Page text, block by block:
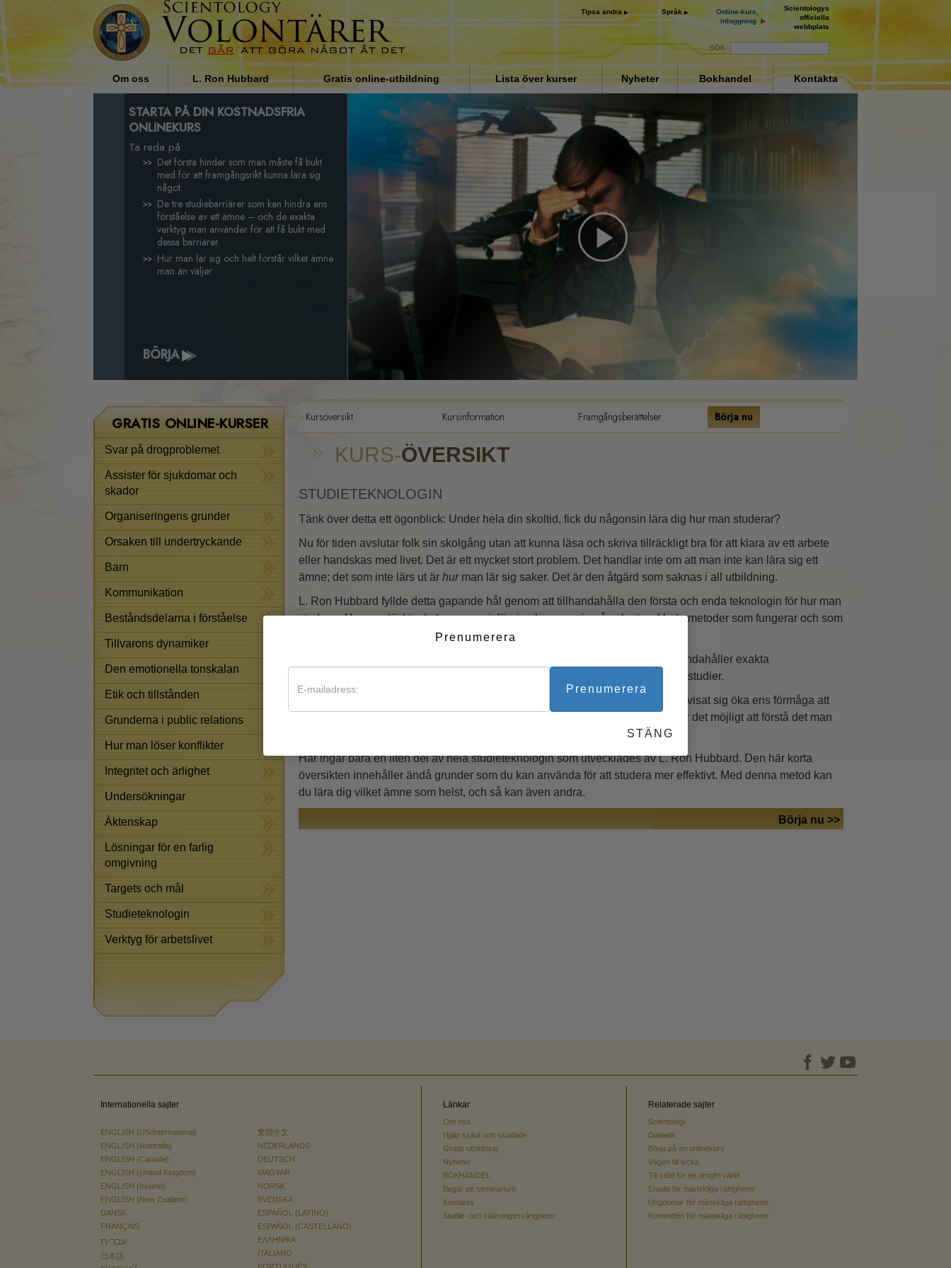
Tipsa andra Språk
Online-kurs,
inloggning
Scientologys
officiella
webbplats
SÖK
Om oss
Vad för sorts personer är
frivilligpastorer?
Varför vi hjälper
L. Ron Hubbard
Religionens inflytande i
samhället, av L. Ron Hubbard
Gratis online-utbildning Lista över kurser
Introduktion
Svar på drogproblemet
Assister för sjukdomar och
skador
Organiseringens grunder
Orsaken till undertryckande
Barn
Kommunicera effektivt
Beståndsdelarna i förståelse
Tillvarons dynamiker
Den emotionella tonskalan
Grunderna i public relations
Hur man löser konflikter
Lösningar för en farlig
Targets och mål
Nyheter Bokhandel Kontakta
Play
Video
STARTA PÅ DIN KOSTNADSFRIA
ONLINEKURS
Ta reda på:
Det första hinder som man måste få bukt
med för att framgångsrikt kunna lära sig
något.
De tre studiebarriärer som kan hindra ens
förståelse av ett ämne – och de exakta
verktyg man använder för att få bukt med
dessa barriärer.
Hur man lär sig och helt förstår vilket ämne
man än väljer.
BÖRJA
Kursöversikt Kursinformation Framgångsberättelser Börja nu
KURS-ÖVERSIKT
STUDIETEKNOLOGIN
Tänk över detta ett ögonblick: Under hela din skoltid, fick du någonsin lära dig hur man studerar?
Nu för tiden avslutar folk sin skolgång utan att kunna läsa och skriva tillräckligt bra för att klara av ett arbete
eller handskas med livet. Det är ett mycket stort problem. Det handlar inte om att man inte kan lära sig ett
ämne; det som inte lärs ut är hurman lär sig saker. Det är den åtgärd som saknas i all utbildning.
L. Ron Hubbard fyllde detta gapande hål genom att tillhandahålla den första och enda teknologin för hur man
studerar. Han upptäckte de lagar som inlärning baserar sig på och utvecklade metoder som fungerar och som
var och en kan använda. Han kallade detta ämne för ”studieteknologi”.
Den här teknologin erbjuder en förståelse av grunderna för inlärning och tillhandahåller exakta
tillvägagångssätt för att ta sig över alla fallgropar man kan hamna i under sina studier.
Studieteknologin innebär inte snabbläsning eller minnesknep. Dessa har inte visat sig öka ens förmåga att
förstå vad som studeras eller öka läs- och skrivförmågan. Studieteknologin gör det möjligt att förstå det man
Här ingår bara en liten del av hela studieteknologin som utvecklades av L. Ron Hubbard. Den här korta
översikten innehåller ändå grunder som du kan använda för att studera mer effektivt. Med denna metod kan
du lära dig vilket ämne som helst, och så kan även andra.
Börja nu >>
GRATIS ONLINE-KURSER
Svar på drogproblemet
Assister för sjukdomar och
skador
Organiseringens grunder
Orsaken till undertryckande
Barn
Kommunikation
Beståndsdelarna i förståelse
Tillvarons dynamiker
Den emotionella tonskalan
Etik och tillstånden
Grunderna i public relations
Hur man löser konflikter
Integritet och ärlighet
Undersökningar
Äktenskap
Lösningar för en farlig
omgivning
Targets och mål
Studieteknologin
Verktyg för arbetslivet
Internationella sajter
ENGLISH (US/International)
ENGLISH (Australia)
ENGLISH (Canada)
ENGLISH (United Kingdom)
ENGLISH (Ireland)
ENGLISH (New Zealand)
DANSK
FRANÇAIS
עברית
日本語
繁體中文
NEDERLANDS
DEUTSCH
MAGYAR
NORSK
SVENSKA
ESPAÑOL (LATINO)
ESPAÑOL (CASTELLANO)
ΕΛΛΗΝΙΚA
ITALIANO
Länkar
Om oss
Hjälp sjuka och skadade
Gratis utbildning
Nyheter
BOKHANDEL
Begär ett seminarium
Kontakta
Studie- och inlärningssvårigheter
Relaterade sajter
Scientologi
Dianetik
Börja på en onlinekurs
Vägen till lycka
Till stöd för en drogfri värld
Enade för mänskliga rättigheter
Ungdomar för mänskliga rättigheter
Kommittén för mänskliga rättigheter
Prenumerera
Prenumerera
STÄNG